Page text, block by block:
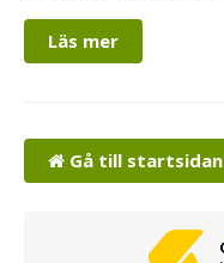
Läs mer
Gå till startsidan